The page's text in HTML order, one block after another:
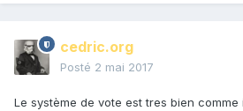
cedric.org
Posté 2 mai 2017
Le système de vote est tres bien comme